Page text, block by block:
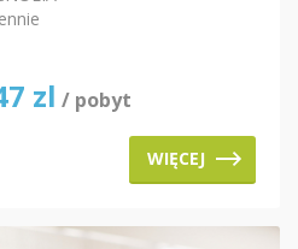
zl / pobyt
WIĘCEJ